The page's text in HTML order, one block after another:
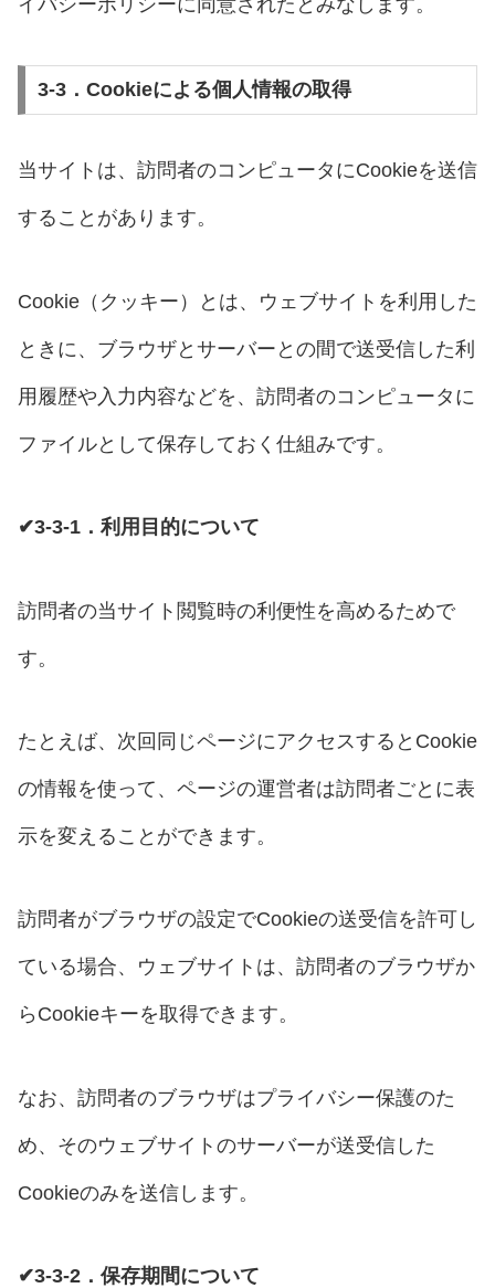
イバシーポリシーに同意されたとみなします。
3-3．Cookieによる個人情報の取得
当サイトは、訪問者のコンピュータにCookieを送信
することがあります。
Cookie（クッキー）とは、ウェブサイトを利用した
ときに、ブラウザとサーバーとの間で送受信した利
用履歴や入力内容などを、訪問者のコンピュータに
ファイルとして保存しておく仕組みです。
✔3-3-1．利用目的について
訪問者の当サイト閲覧時の利便性を高めるためで
す。
たとえば、次回同じページにアクセスするとCookie
の情報を使って、ページの運営者は訪問者ごとに表
示を変えることができます。
訪問者がブラウザの設定でCookieの送受信を許可し
ている場合、ウェブサイトは、訪問者のブラウザか
らCookieキーを取得できます。
なお、訪問者のブラウザはプライバシー保護のた
め、そのウェブサイトのサーバーが送受信した
Cookieのみを送信します。
✔3-3-2．保存期間について